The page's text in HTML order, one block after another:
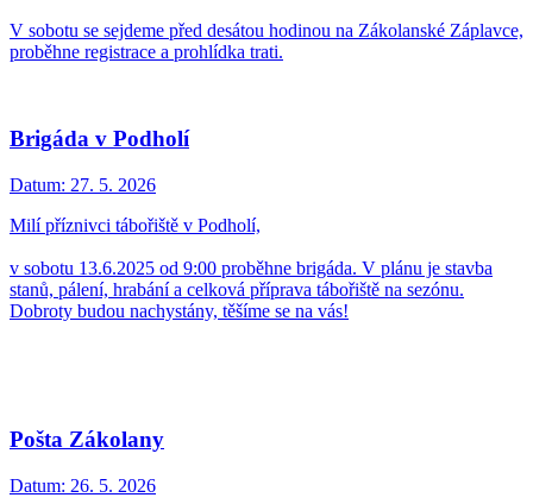
V sobotu se sejdeme před desátou hodinou na Zákolanské Záplavce,
proběhne registrace a prohlídka trati.
Brigáda v Podholí
Datum: 27. 5. 2026
Milí příznivci tábořiště v Podholí,
v sobotu 13.6.2025 od 9:00 proběhne brigáda. V plánu je stavba
stanů, pálení, hrabání a celková příprava tábořiště na sezónu.
Dobroty budou nachystány, těšíme se na vás!
Pošta Zákolany
Datum: 26. 5. 2026